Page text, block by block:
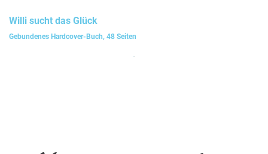
Willi sucht das Glück
Gebundenes Hardcover-Buch, 48 Seiten